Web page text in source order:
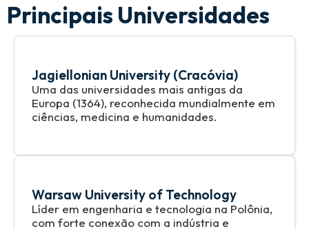
Principais Universidades
Jagiellonian University (Cracóvia)
Uma das universidades mais antigas da
Europa (1364), reconhecida mundialmente em
ciências, medicina e humanidades.
Warsaw University of Technology
Líder em engenharia e tecnologia na Polônia,
com forte conexão com a indústria e